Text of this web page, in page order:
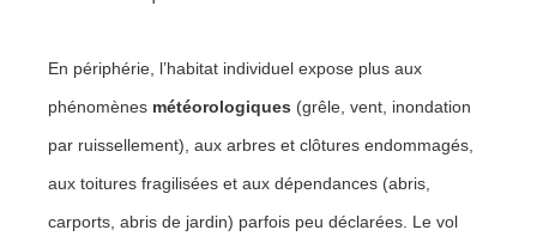
En périphérie, l’habitat individuel expose plus aux
phénomènes météorologiques (grêle, vent, inondation
par ruissellement), aux arbres et clôtures endommagés,
aux toitures fragilisées et aux dépendances (abris,
carports, abris de jardin) parfois peu déclarées. Le vol